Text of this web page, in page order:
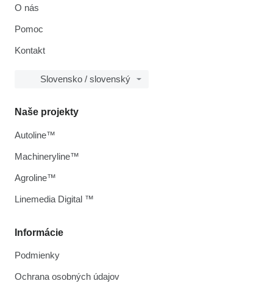
O nás
Pomoc
Kontakt
Slovensko / slovenský
Informácie
Podmienky
Ochrana osobných údajov
Naše projekty
Autoline™
Machineryline™
Agroline™
Linemedia Digital ™